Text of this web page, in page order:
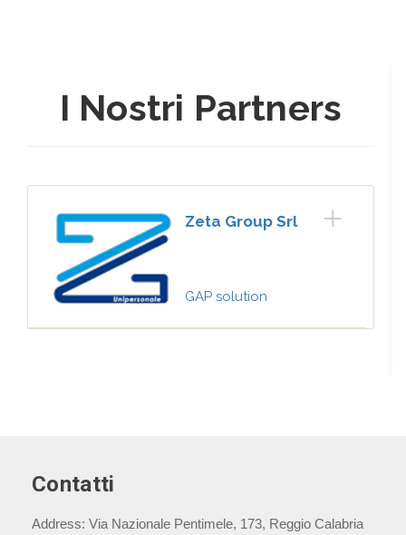
I Nostri Partners
Zeta Group Srl
GAP solution
Contatti
Address: Via Nazionale Pentimele, 173, Reggio Calabria